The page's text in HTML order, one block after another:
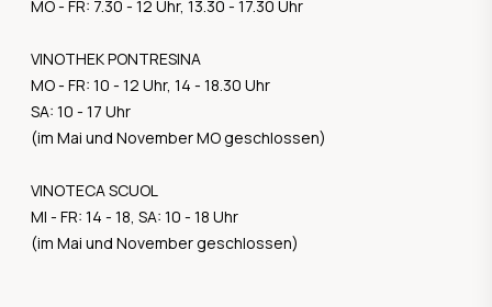
MO - FR: 7.30 - 12 Uhr, 13.30 - 17.30 Uhr
VINOTHEK PONTRESINA
MO - FR: 10 - 12 Uhr, 14 - 18.30 Uhr
SA: 10 - 17 Uhr
(im Mai und November MO geschlossen)
VINOTECA SCUOL
MI - FR: 14 - 18, SA: 10 - 18 Uhr
(im Mai und November geschlossen)